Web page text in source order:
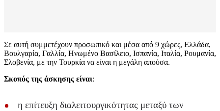
Σε αυτή συμμετέχουν προσωπικό και μέσα από 9 χώρες, Ελλάδα,
Βουλγαρία, Γαλλία, Ηνωμένο Βασίλειο, Ισπανία, Ιταλία, Ρουμανία,
Σλοβενία, με την Τουρκία να είναι η μεγάλη απούσα.
Σκοπός της άσκησης είναι:
η επίτευξη διαλειτουργικότητας μεταξύ των